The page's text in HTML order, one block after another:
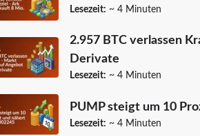
Lesezeit: ~ 4 Minuten
2.957 BTC verlassen
Derivate
Lesezeit: ~ 4 Minuten
PUMP steigt um 10
Lesezeit: ~ 4 Minuten